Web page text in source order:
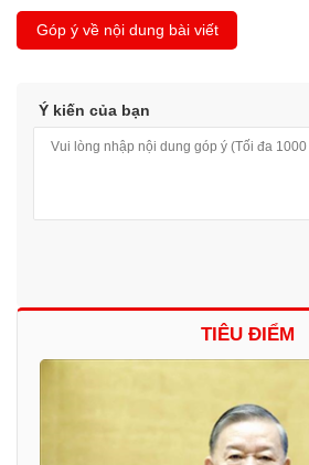
Góp ý về nội dung bài viết
Ý kiến của bạn
TIÊU ĐIỂM